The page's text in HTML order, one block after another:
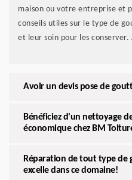
maison ou votre entreprise et
conseils utiles sur le type de
et leur soin pour les
Avoir un devis pose de
Bénéficiez d'un nettoyage
économique chez BM
Réparation de tout type de
excelle dans ce domaine!